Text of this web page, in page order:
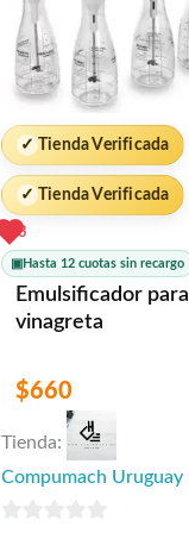
✓ Tienda Verificada
✓ Tienda Verificada
3
▣Hasta 12 cuotas sin recargo
Emulsificador para
vinagreta
$660
Tienda:
Compumach Uruguay